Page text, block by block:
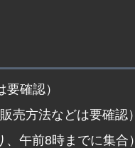
確認）
売方法などは要確認）
、午前8時までに集合）